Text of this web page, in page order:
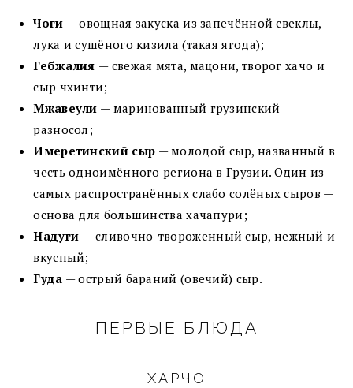
Чоги — овощная закуска из запечённой свеклы,
лука и сушёного кизила (такая ягода);
Гебжалия — свежая мята, мацони, творог хачо и
сыр чхинти;
Мжавеули — маринованный грузинский
разносол;
Имеретинский сыр — молодой сыр, названный в
честь одноимённого региона в Грузии. Один из
самых распространённых слабо солёных сыров —
основа для большинства хачапури;
Надуги — сливочно-твороженный сыр, нежный и
вкусный;
Гуда — острый бараний (овечий) сыр.
ПЕРВЫЕ БЛЮДА
ХАРЧО